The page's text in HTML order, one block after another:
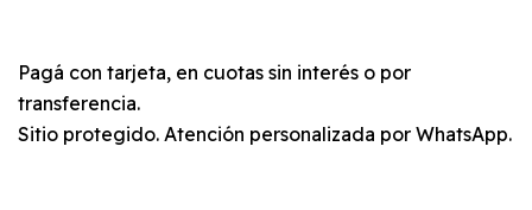
Pagá con tarjeta, en cuotas sin interés o por
transferencia.
Sitio protegido. Atención personalizada por WhatsApp.